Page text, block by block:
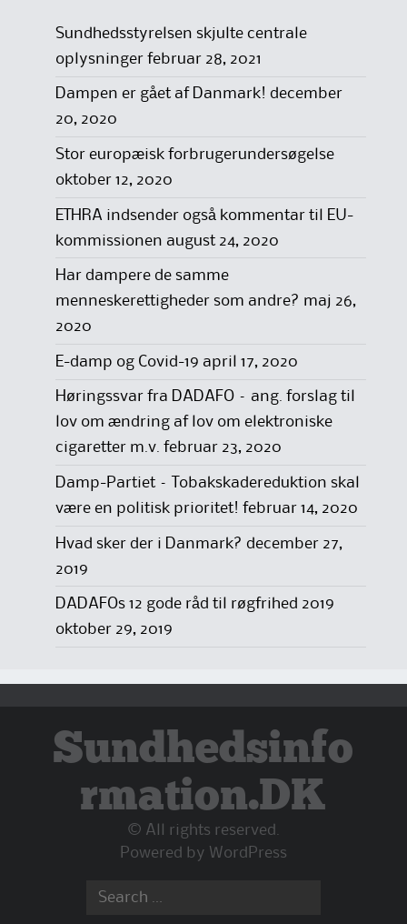
Sundhedsstyrelsen skjulte centrale
oplysninger februar 28, 2021
Dampen er gået af Danmark! december
20, 2020
Stor europæisk forbrugerundersøgelse
oktober 12, 2020
ETHRA indsender også kommentar til EU-
kommissionen august 24, 2020
Har dampere de samme
menneskerettigheder som andre? maj 26,
2020
E-damp og Covid-19 april 17, 2020
Høringssvar fra DADAFO – ang. forslag til
lov om ændring af lov om elektroniske
cigaretter m.v. februar 23, 2020
Damp-Partiet – Tobakskadereduktion skal
være en politisk prioritet! februar 14, 2020
Hvad sker der i Danmark? december 27,
2019
DADAFOs 12 gode råd til røgfrihed 2019
oktober 29, 2019
Sundhedsinfo
rmation.DK
© All rights reserved.
Powered by WordPress
Search